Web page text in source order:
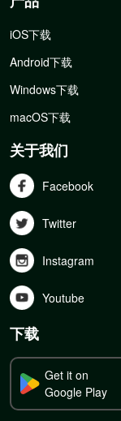
iOS下载
Android下载
Windows下载
macOS下载
关于我们
Facebook
Twitter
Instagram
Youtube
下载
Get it on
Google Play